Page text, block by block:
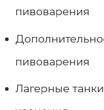
пивоварения
пивоварения
Лагерные